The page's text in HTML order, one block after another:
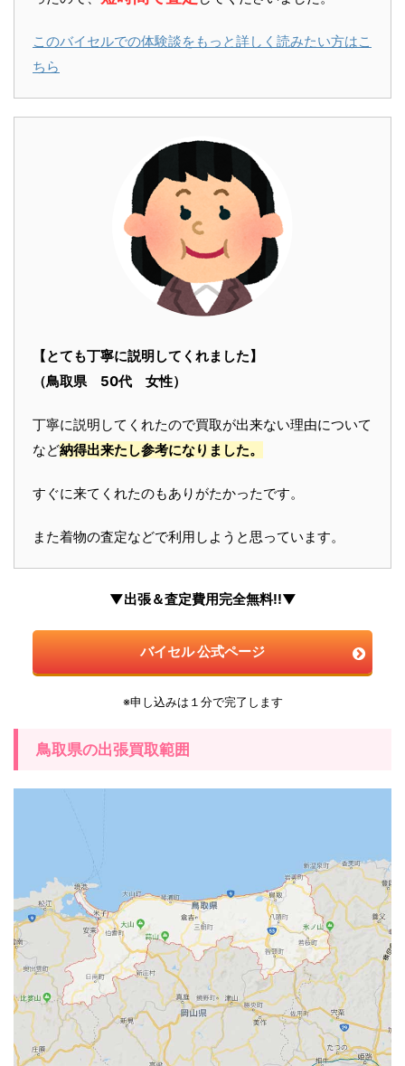
このバイセルでの体験談をもっと詳しく読みたい方はこ
ちら
【とても丁寧に説明してくれました】
（鳥取県 50代 女性）
丁寧に説明してくれたので買取が出来ない理由について
など納得出来たし参考になりました。
すぐに来てくれたのもありがたかったです。
また着物の査定などで利用しようと思っています。
▼出張＆査定費用完全無料!!▼
バイセル 公式ページ
※申し込みは１分で完了します
鳥取県の出張買取範囲